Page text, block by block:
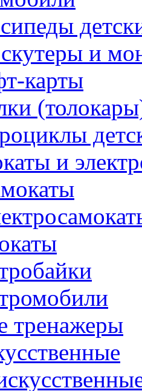
и
карты
и
тренажеры